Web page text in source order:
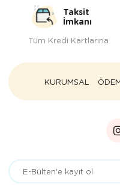
Taksit
İmkanı
Tüm Kredi Kartlarına
KURUMSAL